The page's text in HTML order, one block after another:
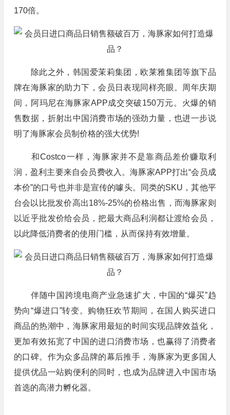
170倍。
除此之外，韩国爱茉莉集团，欧莱雅集团等旗下品
牌在海豚家的助力下，会员日表现同样亮眼。周年庆期
间，阿玛尼在海豚家APP成交突破150万元。火爆的销
售数据，折射出中国消费市场的强劲力量，也进一步说
明了海豚家会员制价格的强大优势!
和Costco一样，海豚家并不是靠商品差价赚取利
润，盈利主要来自会员费收入。海豚家APP打出“会员成
本价”的口号也并非是宣传的噱头。同类的SKU，其他平
台会以比批发价高出18%-25%的价格出售，而海豚家则
以近乎批发价给会员，把最大商品利润都让渡给会员，
以此降低消费者的使用门槛，从而保持有效增量。
伴随中国跨境电商产业急速扩大，中国的“爆买”趋
势向“爆进口”转变。购物狂欢节期间，在国人购买进口
商品的热潮中，海豚家用最短的时间实现品牌效益化，
更加有效拓宽了中国的进口消费市场，也赢得了消费者
的口碑。作为众多品牌的幕后推手，海豚家为更多国人
提供优品一站购便利的同时，也成为品牌进入中国市场
首选的高潜力孵化器。